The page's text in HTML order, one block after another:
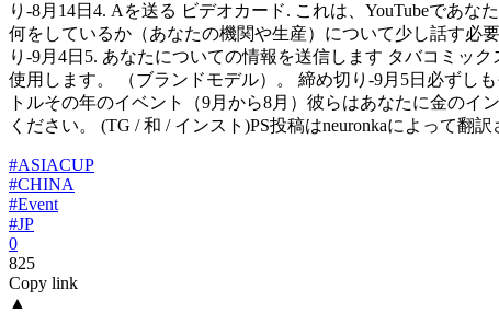
り-8月14日4. Aを送る ビデオカード. これは、YouTubeであ
何をしているか（あなたの機関や生産）について少し話す必
り-9月4日5. あなたについての情報を送信します タバコミッ
使用します。 （ブランドモデル）。 締め切り-9月5日必ずし
トルその年のイベント（9月から8月）彼らはあなたに金のイ
ください。 (TG / 和 / インスト)PS投稿はneuronkaによって
#ASIACUP
#CHINA
#Event
#JP
0
825
Copy link
▲